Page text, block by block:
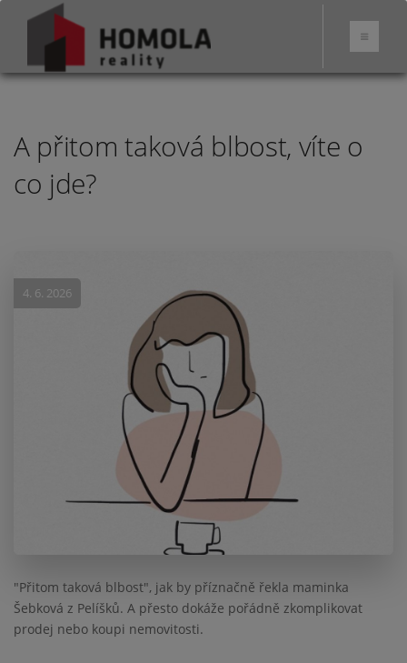
A přitom taková blbost, víte o
co jde?
4. 6. 2026
"Přitom taková blbost", jak by příznačně řekla maminka
Šebková z Pelíšků. A přesto dokáže pořádně zkomplikovat
prodej nebo koupi nemovitosti.